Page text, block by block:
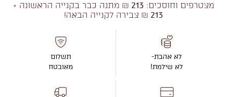
מצטרפים וחוסכים: 213 ₪ מתנה כבר בקנייה הראשונה +
213 ₪ צבירה לקנייה הבאה!
לא אהבת-
לא שילמת!
תשלום
מאובטח